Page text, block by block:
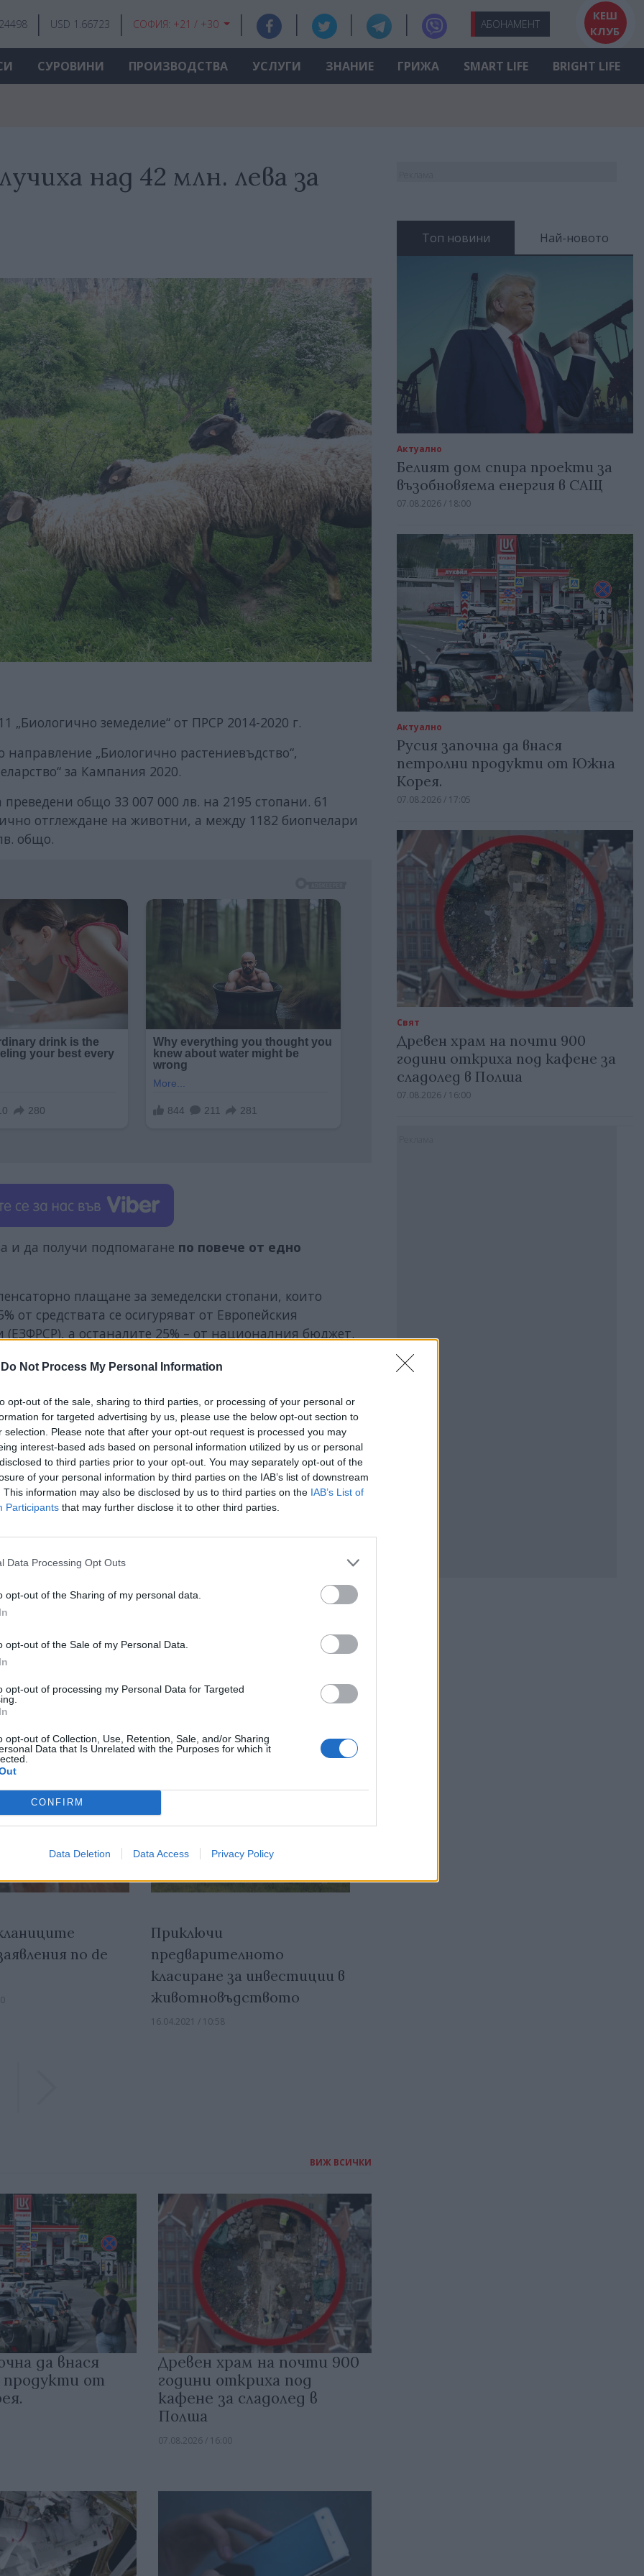
Do Not Process My Personal Information
opt-out of the sale, sharing to third parties, or processing of your personal or
for targeted advertising by us, please use the below opt-out section to
selection. Please note that after your opt-out request is processed you may
interest-based ads based on personal information utilized by us or personal
to third parties prior to your opt-out. You may separately opt-out of the
of your personal information by third parties on the IAB’s list of downstream
This information may also be disclosed by us to third parties on the IAB’s List of
Participants that may further disclose it to other third parties.
Data Processing Opt Outs
opt-out of the Sharing of my personal data.
opt-out of the Sale of my Personal Data.
opt-out of processing my Personal Data for Targeted
opt-out of Collection, Use, Retention, Sale, and/or Sharing
Data that Is Unrelated with the Purposes for which it
CONFIRM
Data Deletion Data Access Privacy Policy
USD 1.66723 СОФИЯ: +21 / +30 АБОНАМЕНТ
КЕШ
КЛУБ
СУРОВИНИ ПРОИЗВОДСТВА УСЛУГИ ЗНАНИЕ ГРИЖА SMART LIFE BRIGHT LIFE
над 42 млн. лева за
„Биологично земеделие“ от ПРСР 2014-2020 г.
направление „Биологично растениевъдство“,
за Кампания 2020.
общо 33 007 000 лв. на 2195 стопани. 61
отглеждане на животни, а между 1182 биопчелари
общо.
и да получи подпомагане по повече от едно
плащане за земеделски стопани, които
средствата се осигуряват от Европейския
(ЕЗФРСР), а останалите 25% – от националния бюджет.
НОВИНИ »
Последвайте ни във ВАЙБЪР
facebook
в:
по de
Приключи
предварителното
класиране за инвестиции в
животновъдството
16.04.2021 / 10:58
ВИЖ ВСИЧКИ
да внася
от
Древен храм на почти 900
години откриха под
кафене за сладолед в
Полша
07.08.2026 / 16:00
Топ новини Най-новото
Актуално
Белият дом спира проекти за
възобновяема енергия в САЩ
07.08.2026 / 18:00
Актуално
Русия започна да внася
петролни продукти от Южна
Корея.
07.08.2026 / 17:05
Свят
Древен храм на почти 900
години откриха под кафене за
сладолед в Полша
07.08.2026 / 16:00